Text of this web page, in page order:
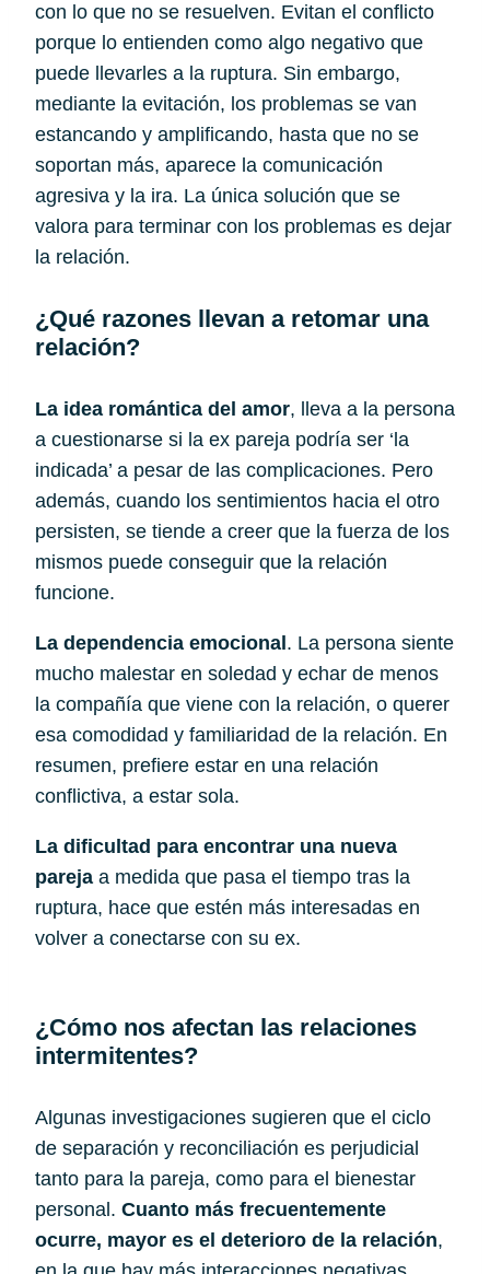
con lo que no se resuelven. Evitan el conflicto
porque lo entienden como algo negativo que
puede llevarles a la ruptura. Sin embargo,
mediante la evitación, los problemas se van
estancando y amplificando, hasta que no se
soportan más, aparece la comunicación
agresiva y la ira. La única solución que se
valora para terminar con los problemas es dejar
la relación.
¿Qué razones llevan a retomar una
relación?
La idea romántica del amor, lleva a la persona
a cuestionarse si la ex pareja podría ser ‘la
indicada’ a pesar de las complicaciones. Pero
además, cuando los sentimientos hacia el otro
persisten, se tiende a creer que la fuerza de los
mismos puede conseguir que la relación
funcione.
La dependencia emocional. La persona siente
mucho malestar en soledad y echar de menos
la compañía que viene con la relación, o querer
esa comodidad y familiaridad de la relación. En
resumen, prefiere estar en una relación
conflictiva, a estar sola.
La dificultad para encontrar una nueva
pareja a medida que pasa el tiempo tras la
ruptura, hace que estén más interesadas en
volver a conectarse con su ex.
¿Cómo nos afectan las relaciones
intermitentes?
Algunas investigaciones sugieren que el ciclo
de separación y reconciliación es perjudicial
tanto para la pareja, como para el bienestar
personal. Cuanto más frecuentemente
ocurre, mayor es el deterioro de la relación,